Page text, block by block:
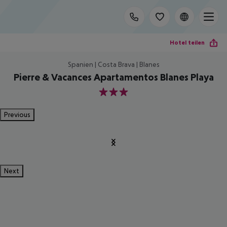
Hotel teilen
Spanien | Costa Brava | Blanes
Pierre & Vacances Apartamentos Blanes Playa
3
Previous
Next